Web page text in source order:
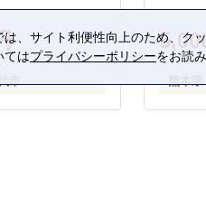
は、サイト利便性向上のため、ク
てはプライバシーポリシーをお読